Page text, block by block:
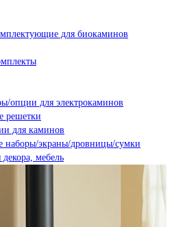
для биокаминов
опции для электрокаминов
решетки
для каминов
наборы/экраны/дровницы/сумки
мебель